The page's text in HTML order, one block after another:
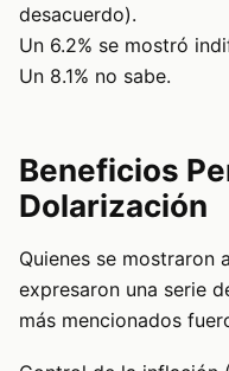
desacuerdo).
Un 6.2% se mostró
Un 8.1% no sabe.
Beneficios
Dolarización
Quienes se mostraron
expresaron una serie
más mencionados